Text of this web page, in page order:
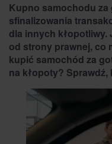
Kupno samochodu
sfinalizowania
dla innych
od strony prawnej, co
kupić samochód za
na kłopoty?